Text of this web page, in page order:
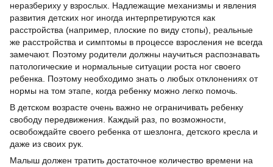
неразбериху у взрослых. Надлежащие механизмы и явления
развития детских ног иногда интерпретируются как
расстройства (например, плоские по виду стопы), реальные
же расстройства и симптомы в процессе взросления не всегда
замечают. Поэтому родители должны научиться распознавать
патологические и нормальные ситуации роста ног своего
ребенка. Поэтому необходимо знать о любых отклонениях от
нормы на том этапе, когда ребенку можно легко помочь.
В детском возрасте очень важно не ограничивать ребенку
свободу передвижения. Каждый раз, по возможности,
освобождайте своего ребенка от шезлонга, детского кресла и
даже из своих рук.
Малыш должен тратить достаточное количество времени на